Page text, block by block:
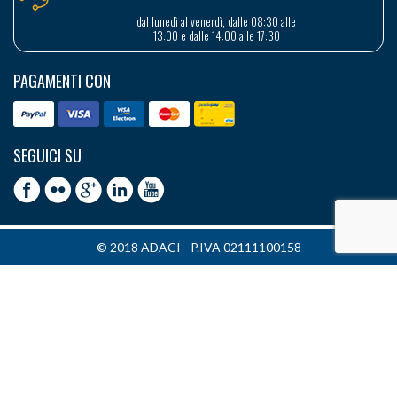
dal lunedì al venerdì, dalle 08:30 alle
13:00 e dalle 14:00 alle 17:30
PAGAMENTI CON
SEGUICI SU
© 2018 ADACI - P.IVA 02111100158